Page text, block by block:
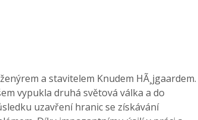
a stavitelem Knudem HÃ¸jgaardem.
vypukla druhá světová válka a do
uzavření hranic se získávání